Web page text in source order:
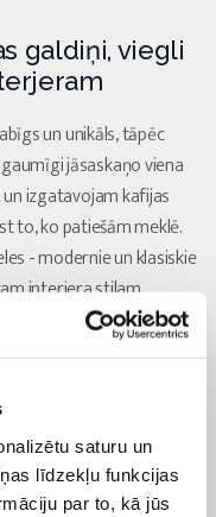
saturu un
līdzekļu funkcijas
par to, kā jūs
galdiņi, viegli
un unikāls, tāpēc
jāsaskaņo viena
izgatavojam kafijas
to, ko patiešām meklē.
- modernie un klasiskie
interjera stilam.
praktisks
telefona vai pulksteņa
praktisks akcents